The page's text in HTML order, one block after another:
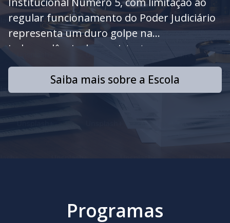
regular funcionamento do Poder Judiciário
representa um duro golpe na
independência da magistratura.
Saiba mais sobre a Escola
Programas